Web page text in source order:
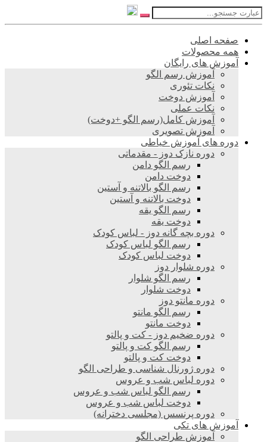
صفحه اصلی
همه محصولات
آموزش های رایگان
آموزش رسم الگو
نکات تئوری
آموزش دوخت
نکات عملی
آموزش کامل(رسم الگو +دوخت)
آموزش تصویری
دوره های آموزش خیاطی
دوره نازک دوز - مقدماتی
رسم الگو دامن
دوخت دامن
رسم الگو بالاتنه و آستین
دوخت بالاتنه و آستین
رسم الگو یقه
دوخت یقه
دوره بچه گانه دوز - لباس کودک
رسم الگو لباس کودک
دوخت لباس کودک
دوره شلوار دوز
رسم الگو شلوار
دوخت شلوار
دوره مانتو دوز
رسم الگو مانتو
دوخت مانتو
دوره ضخیم دوز - کت و پالتو
رسم الگو کت و پالتو
دوخت کت و پالتو
دوره ژورنال شناسی و طراحی الگو
دوره لباس شب و عروس
رسم الگو لباس شب و عروس
دوخت لباس شب و عروس
دوره پرنسس (مجلسی دخترانه)
آموزش های تکی
آموزش طراحی الگو